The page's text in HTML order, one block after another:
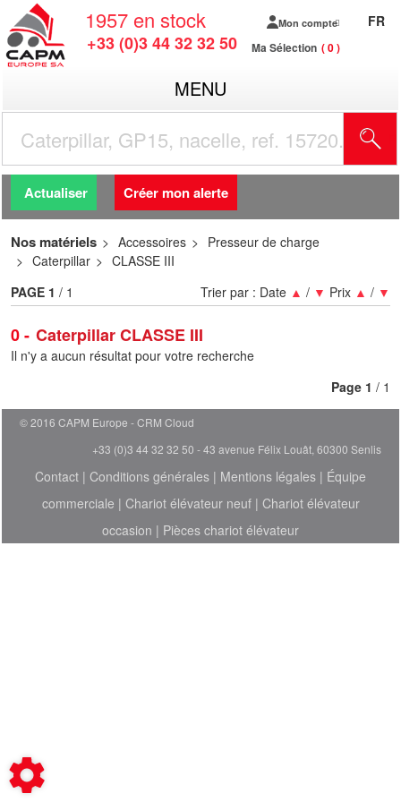
1957 en stock
+33 (0)3 44 32 32 50
Mon compte
Ma Sélection 0
FR
MENU
Actualiser Créer mon alerte
Nos matériels Accessoires
Presseur de charge
Caterpillar
CLASSE III
0 Caterpillar CLASSE III
Trier par : Date ▲ / ▼ Prix ▲ / ▼
PAGE 1 / 1
Il n'y a aucun résultat pour votre recherche
Page 1 / 1
© 2016 CAPM Europe
CRM Cloud
+33 (0)3 44 32 32 50 - 43 avenue Félix Louât, 60300 Senlis
Contact | Conditions générales | Mentions légales | Équipe
commerciale | Chariot élévateur neuf| Chariot élévateur
occasion | Pièces chariot élévateur